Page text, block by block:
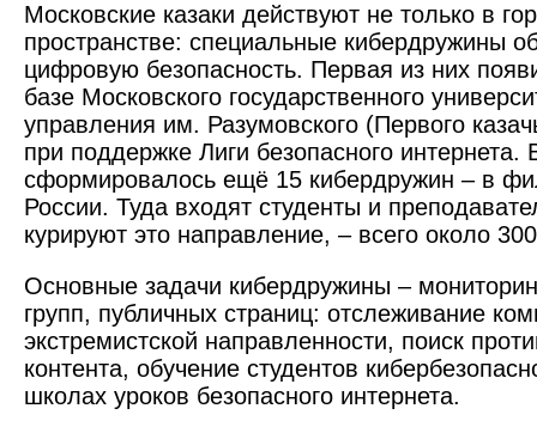
Московские казаки действуют не только в
пространстве: специальные кибердружины
цифровую безопасность. Первая из них
базе Московского государ­ственного
управления им. Разумовского (Первого
при поддержке Лиги безопасного интернета.
сформировалось ещё 15 кибердружин – в
России. Туда входят студенты и
курируют это направление, – всего около
Основные задачи кибердружины –
групп, публичных страниц: отслеживание
экстремистской направленности, поиск
контента, обучение студентов
школах уроков безопасного интернета.